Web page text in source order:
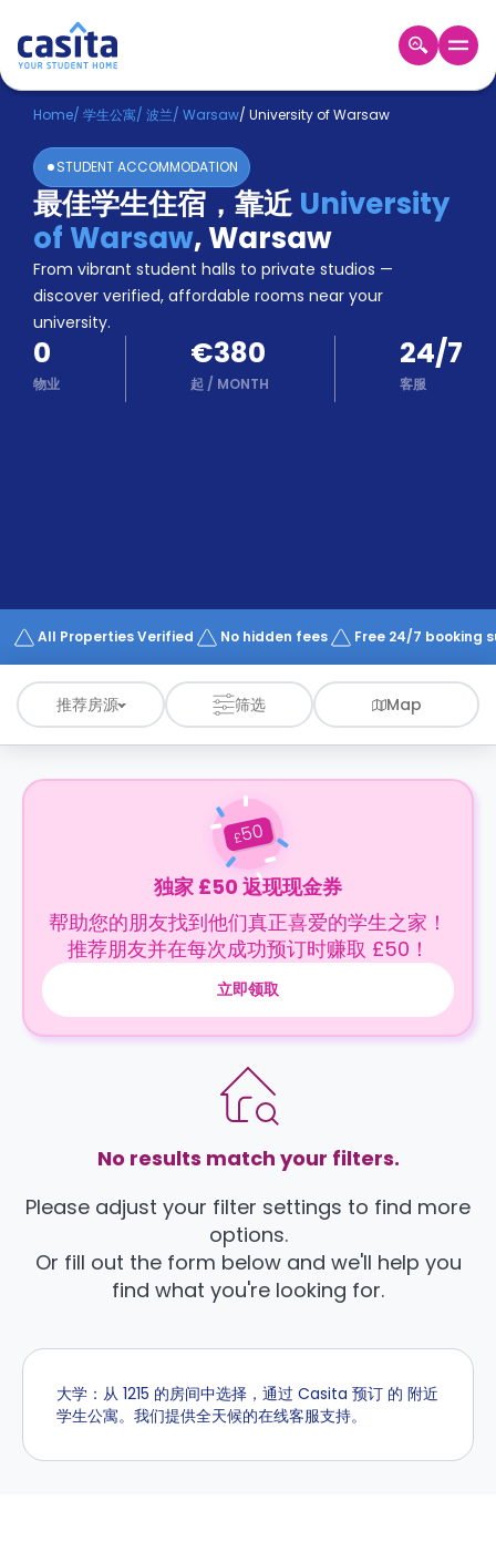
Home ZH EUR
登
入
Booking
Accommodation
About
us
Blog
Refer
And
Earn
Become
Works
Home/ 学生公寓/ 波兰/ Warsaw/ University of Warsaw
STUDENT ACCOMMODATION
最佳学生住宿，靠近University
of Warsaw,Warsaw
From vibrant student halls to private studios —
discover verified, affordable rooms near your
university.
0
物业
€380
起 / MONTH
24/7
客服
All Properties Verified No hidden fees Free 24/7 booking
推荐房源 筛选 Map
£50
独家 £50 返现现金券
帮助您的朋友找到他们真正喜爱的学生之家！
推荐朋友并在每次成功预订时赚取 £50！
立即领取
No results match your filters.
Please adjust your filter settings to find more
options.
Or fill out the form below and we'll help you
find what you're looking for.
大学：从 1215 的房间中选择，通过 Casita 预订 的 附近
学生公寓。我们提供全天候的在线客服支持。